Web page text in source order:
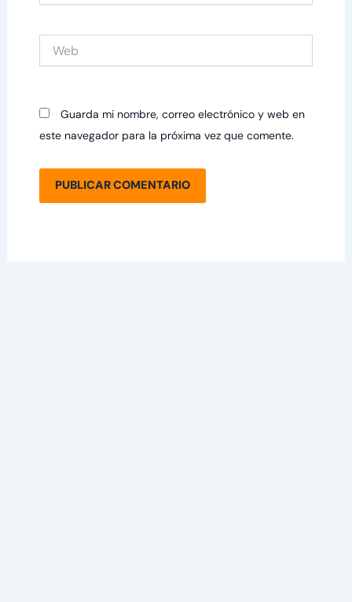
Guarda mi nombre, correo electrónico y web en
este navegador para la próxima vez que comente.